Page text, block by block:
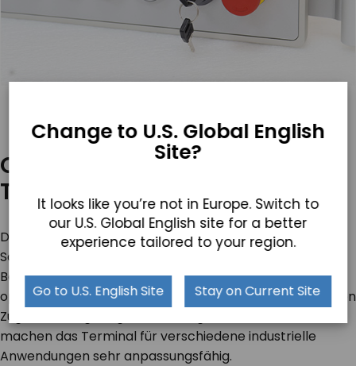
Optionaler Handgriff &
Tastaturablage
Diese Serie bietet einen optionalen Griff für
Schwenkhalterungen, der die Manövrierfähigkeit und
Benutzerfreundlichkeit verbessert. Außerdem ist eine
optionale Tastaturablage erhältlich, die einen bequemen
Zugriff auf Eingabegeräte ermöglicht. Diese Merkmale
machen das Terminal für verschiedene industrielle
Anwendungen sehr anpassungsfähig.
Change to U.S. Global English
Site?
It looks like you’re not in Europe. Switch to
our U.S. Global English site for a better
experience tailored to your region.
Go to U.S. English Site Stay on Current Site